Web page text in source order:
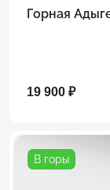
Горная
19 900 ₽
В горы